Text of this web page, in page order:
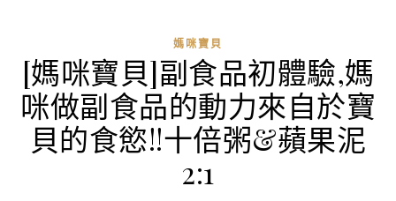
媽咪寶貝
[媽咪寶貝]副食品初體驗,媽
咪做副食品的動力來自於寶
貝的食慾!!十倍粥&蘋果泥
2:1